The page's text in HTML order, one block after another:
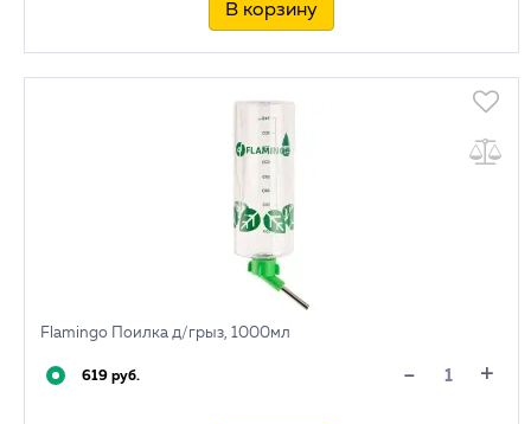
В корзину
Flamingo Поилка д/грыз, 1000мл
619 руб. - +